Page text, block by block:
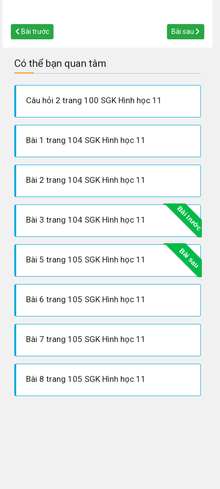
Bài trước Bài sau
Có thể bạn quan tâm
Câu hỏi 2 trang 100 SGK Hình học 11
Bài 1 trang 104 SGK Hình học 11
Bài 2 trang 104 SGK Hình học 11
Bài trước
Bài 3 trang 104 SGK Hình học 11
Bài sau
Bài 5 trang 105 SGK Hình học 11
Bài 6 trang 105 SGK Hình học 11
Bài 7 trang 105 SGK Hình học 11
Bài 8 trang 105 SGK Hình học 11